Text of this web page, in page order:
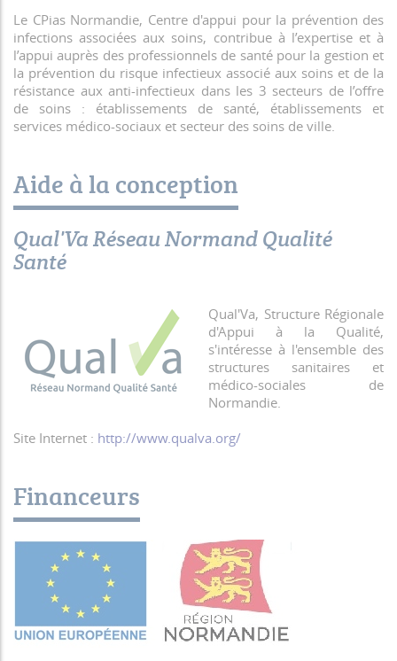
Le CPias Normandie, Centre d'appui pour la prévention des
infections associées aux soins, contribue à l’expertise et à
l’appui auprès des professionnels de santé pour la gestion et
la prévention du risque infectieux associé aux soins et de la
résistance aux anti-infectieux dans les 3 secteurs de l’offre
de soins : établissements de santé, établissements et
services médico-sociaux et secteur des soins de ville.
Aide à la conception
Qual'Va Réseau Normand Qualité
Santé
Qual'Va, Structure Régionale
d'Appui à la Qualité,
s'intéresse à l'ensemble des
structures sanitaires et
médico-sociales de
Normandie.
Site Internet : http://www.qualva.org/
Financeurs